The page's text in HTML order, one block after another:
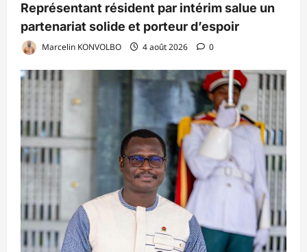
Représentant résident par intérim salue un
partenariat solide et porteur d’espoir
Marcelin KONVOLBO 4 août 2026 0